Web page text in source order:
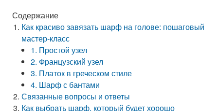
Содержание
Как красиво завязать шарф на голове: пошаговый
мастер-класс
1. Простой узел
2. Французский узел
3. Платок в греческом стиле
4. Шарф с бантами
Связанные вопросы и ответы
Как выбрать шарф, который будет хорошо